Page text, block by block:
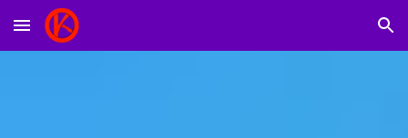
Skip to main content Skip to navigation